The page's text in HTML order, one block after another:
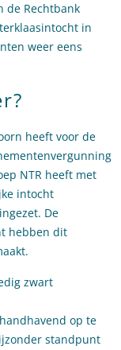
de Rechtbank
in
weer eens
heeft voor de
NTR heeft met
intocht
De
hebben dit
zwart
op te
standpunt